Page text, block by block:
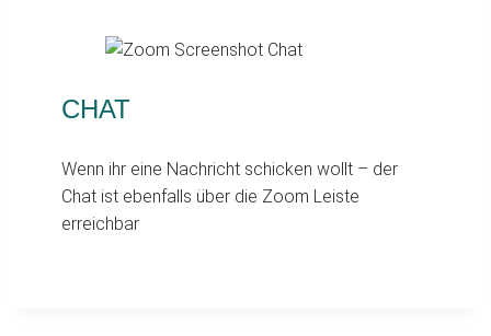
CHAT
Wenn ihr eine Nachricht schicken wollt – der
Chat ist ebenfalls über die Zoom Leiste
erreichbar